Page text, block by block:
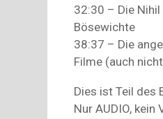
32:30 – Die Nihil
Bösewichte
38:37 – Die
Filme (auch
Dies ist Teil des
Nur AUDIO, kein